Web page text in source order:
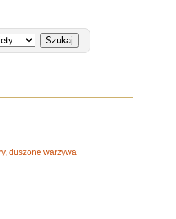
duszone warzywa